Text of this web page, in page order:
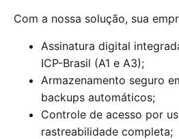
Com a nossa solução, sua
Assinatura digital
ICP-Brasil (A1 e A3);
Armazenamento seguro
backups automáticos;
Controle de acesso por
rastreabilidade completa;